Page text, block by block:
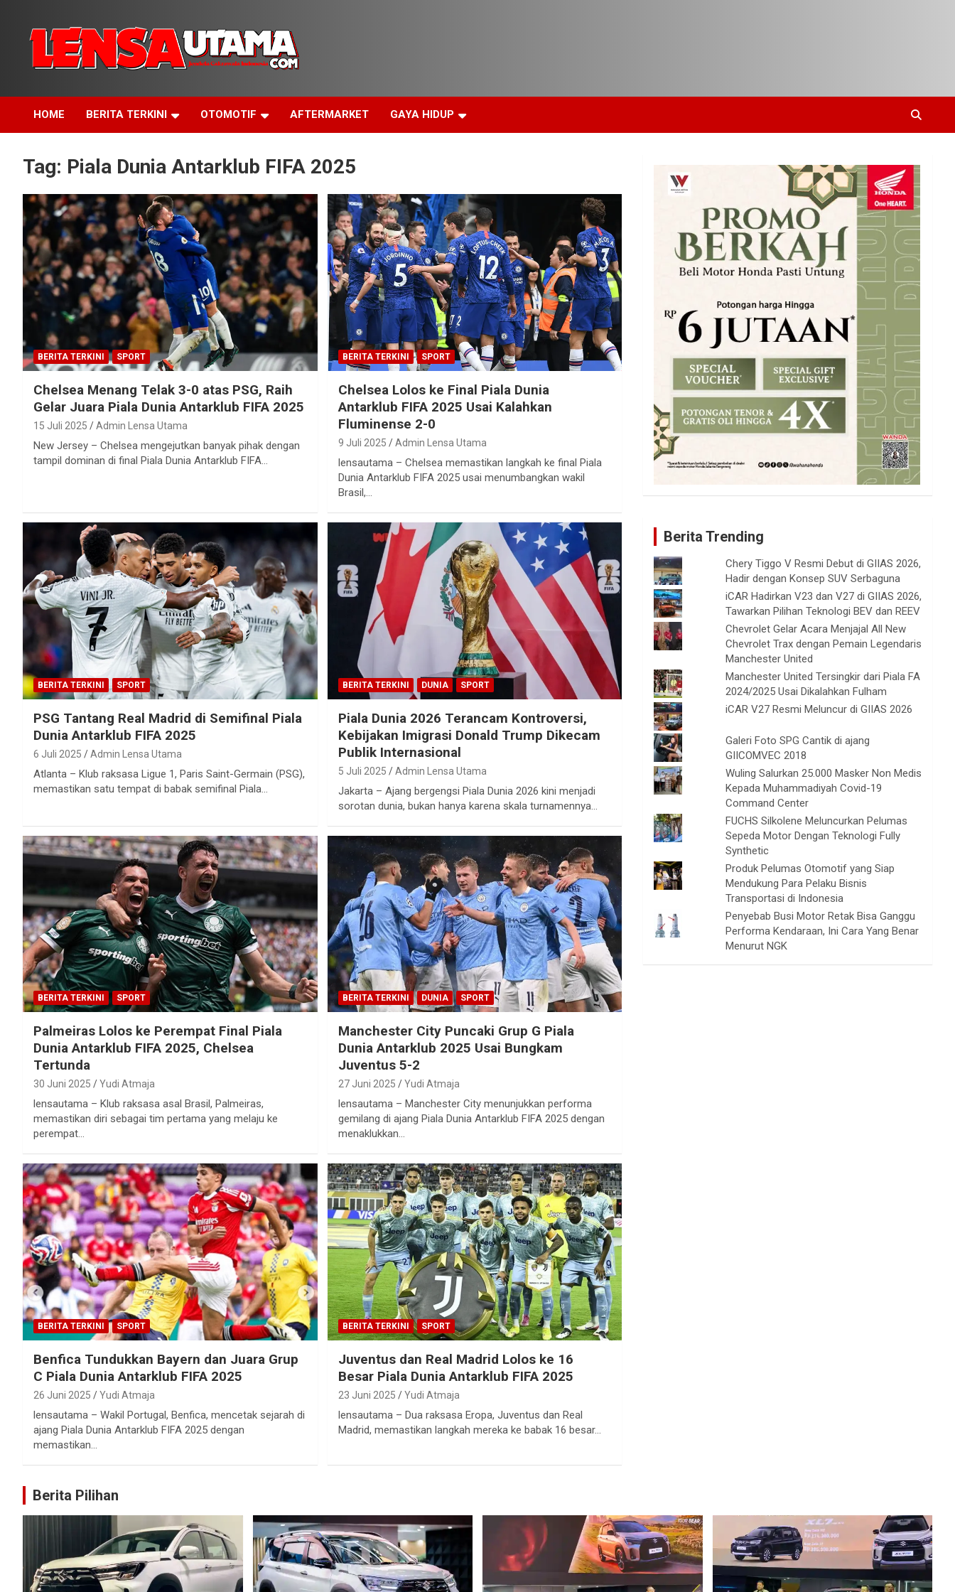
content
LensaUtama
HOME BERITA TERKINI OTOMOTIF AFTERMARKET GAYA HIDUP
Tag: Piala Dunia Antarklub FIFA 2025
BERITA TERKINI SPORT
Chelsea Menang Telak 3-0 atas PSG, Raih
Gelar Juara Piala Dunia Antarklub FIFA 2025
15 Juli 2025 Admin Lensa Utama
New Jersey – Chelsea mengejutkan banyak pihak dengan
tampil dominan di final Piala Dunia Antarklub FIFA…
BERITA TERKINI SPORT
Chelsea Lolos ke Final Piala Dunia
Antarklub FIFA 2025 Usai Kalahkan
Fluminense 2-0
9 Juli 2025 Admin Lensa Utama
lensautama – Chelsea memastikan langkah ke final Piala
Dunia Antarklub FIFA 2025 usai menumbangkan wakil
Brasil,…
BERITA TERKINI SPORT
PSG Tantang Real Madrid di Semifinal Piala
Dunia Antarklub FIFA 2025
6 Juli 2025 Admin Lensa Utama
Atlanta – Klub raksasa Ligue 1, Paris Saint-Germain (PSG),
memastikan satu tempat di babak semifinal Piala…
BERITA TERKINI DUNIA SPORT
Piala Dunia 2026 Terancam Kontroversi,
Kebijakan Imigrasi Donald Trump Dikecam
Publik Internasional
5 Juli 2025 Admin Lensa Utama
Jakarta – Ajang bergengsi Piala Dunia 2026 kini menjadi
sorotan dunia, bukan hanya karena skala turnamennya…
BERITA TERKINI SPORT
Palmeiras Lolos ke Perempat Final Piala
Dunia Antarklub FIFA 2025, Chelsea
Tertunda
30 Juni 2025 Yudi Atmaja
lensautama – Klub raksasa asal Brasil, Palmeiras,
memastikan diri sebagai tim pertama yang melaju ke
perempat…
BERITA TERKINI DUNIA SPORT
Manchester City Puncaki Grup G Piala
Dunia Antarklub 2025 Usai Bungkam
Juventus 5-2
27 Juni 2025 Yudi Atmaja
lensautama – Manchester City menunjukkan performa
gemilang di ajang Piala Dunia Antarklub FIFA 2025 dengan
menaklukkan…
BERITA TERKINI SPORT
Benfica Tundukkan Bayern dan Juara Grup
C Piala Dunia Antarklub FIFA 2025
26 Juni 2025 Yudi Atmaja
lensautama – Wakil Portugal, Benfica, mencetak sejarah di
ajang Piala Dunia Antarklub FIFA 2025 dengan
memastikan…
BERITA TERKINI SPORT
Juventus dan Real Madrid Lolos ke 16
Besar Piala Dunia Antarklub FIFA 2025
23 Juni 2025 Yudi Atmaja
lensautama – Dua raksasa Eropa, Juventus dan Real
Madrid, memastikan langkah mereka ke babak 16 besar…
Berita Trending
Chery Tiggo V Resmi Debut di GIIAS 2026,
Hadir dengan Konsep SUV Serbaguna
iCAR Hadirkan V23 dan V27 di GIIAS 2026,
Tawarkan Pilihan Teknologi BEV dan REEV
Chevrolet Gelar Acara Menjajal All New
Chevrolet Trax dengan Pemain Legendaris
Manchester United
Manchester United Tersingkir dari Piala FA
2024/2025 Usai Dikalahkan Fulham
iCAR V27 Resmi Meluncur di GIIAS 2026
Galeri Foto SPG Cantik di ajang
GIICOMVEC 2018
Wuling Salurkan 25.000 Masker Non Medis
Kepada Muhammadiyah Covid-19
Command Center
FUCHS Silkolene Meluncurkan Pelumas
Sepeda Motor Dengan Teknologi Fully
Synthetic
Produk Pelumas Otomotif yang Siap
Mendukung Para Pelaku Bisnis
Transportasi di Indonesia
Penyebab Busi Motor Retak Bisa Ganggu
Performa Kendaraan, Ini Cara Yang Benar
Menurut NGK
Berita Pilihan